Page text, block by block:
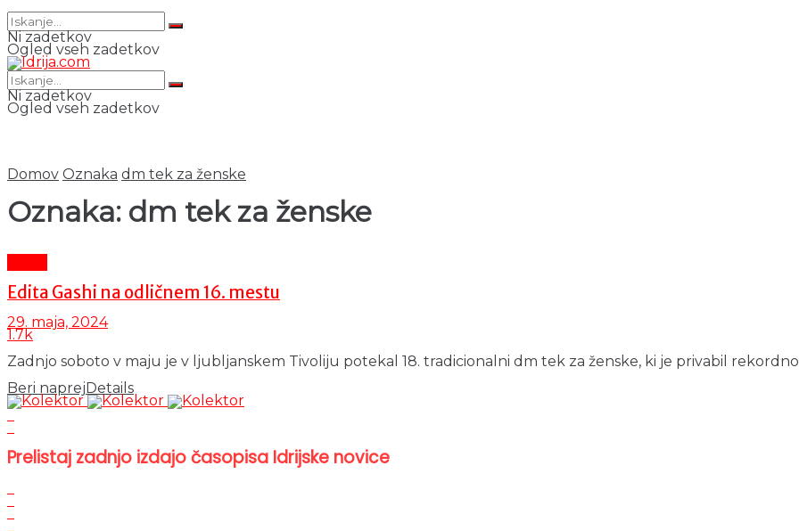
Ni zadetkov
Ogled vseh zadetkov
Ni zadetkov
Ogled vseh zadetkov
Domov Oznaka dm tek za ženske
Oznaka: dm tek za ženske
Edita Gashi na odličnem 16. mestu
29. maja, 2024
1.7k
Zadnjo soboto v maju je v ljubljanskem Tivoliju potekal 18. tradicionalni dm tek za ženske, ki je privabil rekordno
Beri naprej Details
Prelistaj zadnjo izdajo časopisa Idrijske novice